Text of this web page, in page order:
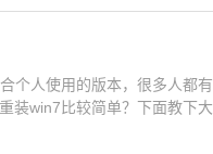
个人使用的版本，很多人都有
装win7比较简单？下面教下大